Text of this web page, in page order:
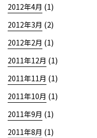
2012年4月 (1)
2012年3月 (2)
2012年2月 (1)
2011年12月 (1)
2011年11月 (1)
2011年10月 (1)
2011年9月 (1)
2011年8月 (1)